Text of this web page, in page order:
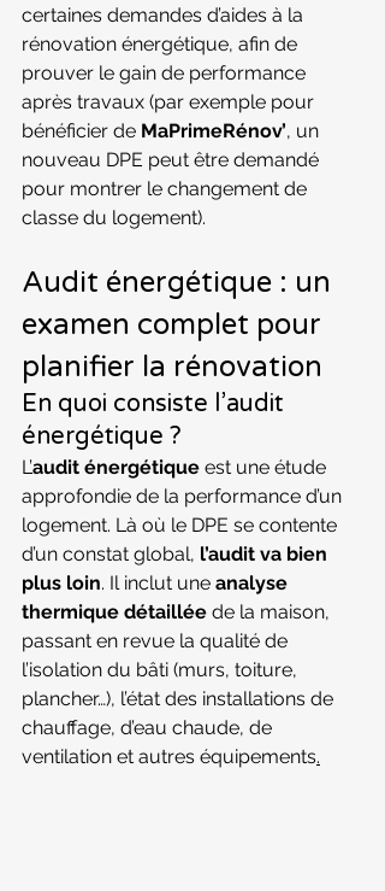
certaines demandes d’aides à la
rénovation énergétique, afin de
prouver le gain de performance
après travaux (par exemple pour
bénéficier de MaPrimeRénov’, un
nouveau DPE peut être demandé
pour montrer le changement de
classe du logement).
Audit énergétique : un
examen complet pour
planifier la rénovation
En quoi consiste l’audit
énergétique ?
L’audit énergétique est une étude
approfondie de la performance d’un
logement. Là où le DPE se contente
d’un constat global, l’audit va bien
plus loin. Il inclut une analyse
thermique détaillée de la maison,
passant en revue la qualité de
l’isolation du bâti (murs, toiture,
plancher…), l’état des installations de
chauffage, d’eau chaude, de
ventilation et autres équipements.